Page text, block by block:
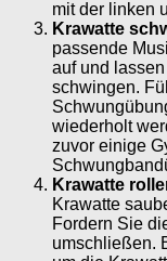
mit der linken
Krawatte
passende
auf und
schwingen.
wiederholt
zuvor einige
Krawatte
Krawatte
Fordern Sie
umschließen.